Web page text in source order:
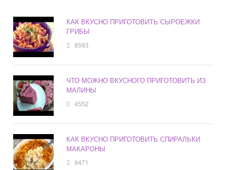
КАК ВКУСНО ПРИГОТОВИТЬ СЫРОЕЖКИ
ГРИБЫ
8593
ЧТО МОЖНО ВКУСНОГО ПРИГОТОВИТЬ ИЗ
МАЛИНЫ
4552
КАК ВКУСНО ПРИГОТОВИТЬ СПИРАЛЬКИ
МАКАРОНЫ
9471